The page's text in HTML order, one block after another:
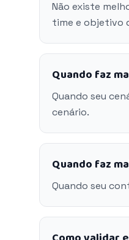
Não existe
time e objetivo
Quando faz
Quando seu
cenário.
Quando faz
Quando seu